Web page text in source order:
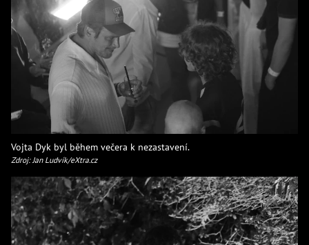
Vojta Dyk byl během večera k nezastavení.
Zdroj: Jan Ludvík/eXtra.cz